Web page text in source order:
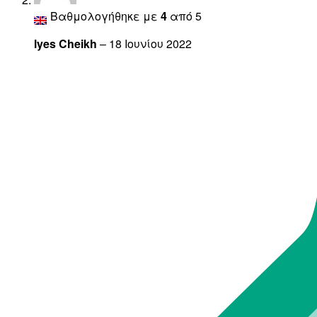
Βαθμολογήθηκε με 4 από 5
lyes Cheikh – 18 Ιουνίου 2022